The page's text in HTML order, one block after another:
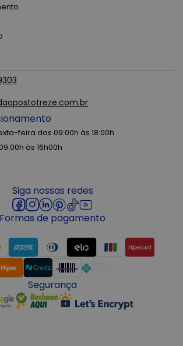
feira das 09:00h às 18:00h
às 16h00h
Siga nossas redes
Formas de pagamento
Segurança